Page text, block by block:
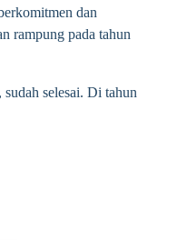
dan
rampung pada tahun
selesai. Di tahun